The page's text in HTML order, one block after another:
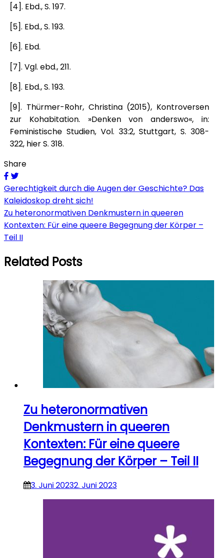
[4]. Ebd., S. 197.
[5]. Ebd., S. 193.
[6]. Ebd.
[7]. Vgl. ebd., 211.
[8]. Ebd., S. 193.
[9]. Thürmer-Rohr, Christina (2015), Kontroversen
zur Kohabitation. »Denken von anderswo«, in:
Feministische Studien, Vol. 33:2, Stuttgart, S. 308-
322, hier S. 318.
Share
Beitragsnavigation
Gerechtigkeit durch die Augen der Geschichte? Das
Kaleidoskop dreht sich!
Zu heteronormativen Denkmustern in queeren
Kontexten: Für eine queere Begegnung der Körper –
Teil II
Related Posts
Zu heteronormativen
Denkmustern in queeren
Kontexten: Für eine queere
Begegnung der Körper – Teil II
3. Juni 20232. Juni 2023